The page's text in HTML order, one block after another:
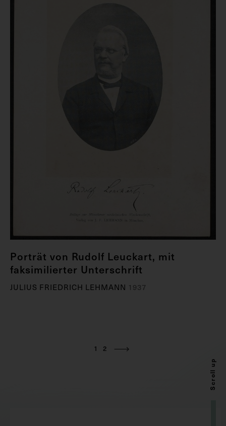
Porträt von Rudolf Leuckart, mit
faksimilierter Unterschrift
JULIUS FRIEDRICH LEHMANN 1937
1 2
Scroll up